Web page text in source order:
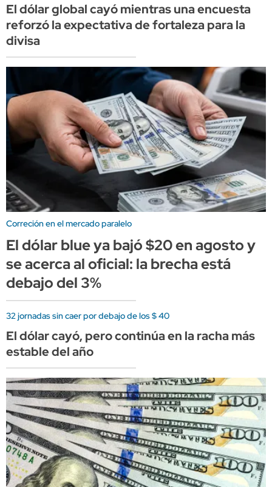
El dólar global cayó mientras una encuesta
reforzó la expectativa de fortaleza para la
divisa
Correción en el mercado paralelo
El dólar blue ya bajó $20 en agosto y
se acerca al oficial: la brecha está
debajo del 3%
32 jornadas sin caer por debajo de los $ 40
El dólar cayó, pero continúa en la racha más
estable del año